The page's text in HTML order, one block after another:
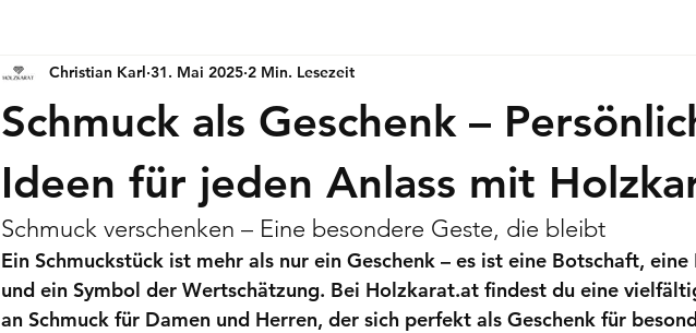
Schmuck als Geschenk –
Ideen für jeden Anlass mit
Christian Karl 31. Mai 2025 2 Min. Lesezeit
Schmuck verschenken – Eine besondere Geste, die bleibt
Ein Schmuckstück ist mehr als nur ein Geschenk – es ist eine Botschaft, eine
und ein Symbol der Wertschätzung. Bei Holzkarat.at findest du eine
an Schmuck für Damen und Herren, der sich perfekt als Geschenk für